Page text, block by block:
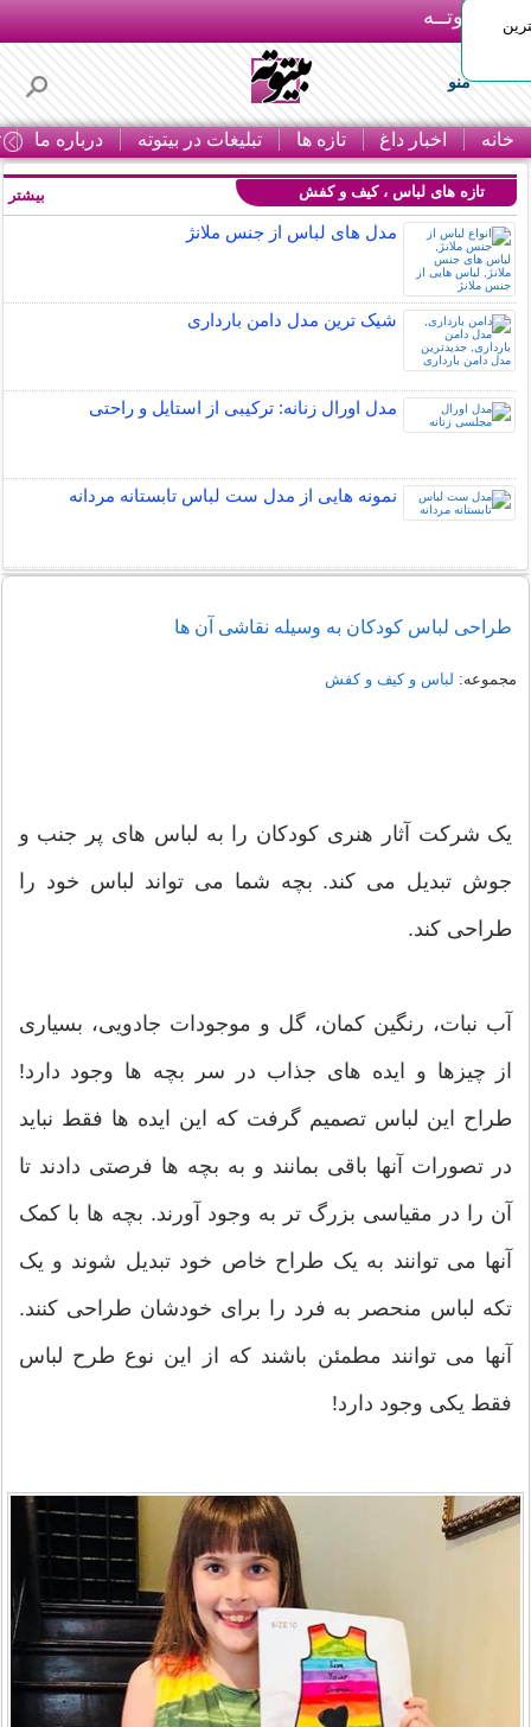
بـیتوتــه
منو
خانه اخبار داغ تازه ها تبلیغات در بیتوته درباره ما
تازه های لباس ، کیف و کفش
مدل های لباس از جنس ملانژ
شیک ترین مدل دامن بارداری
مدل اورال زنانه: ترکیبی از استایل و راحتی
نمونه هایی از مدل ست لباس تابستانه مردانه
نمونه هایی از مدل یقه شومیز
بیشتر
طراحی لباس کودکان به وسیله نقاشی آن ها
مجموعه: لباس و کیف و کفش
یک شرکت آثار هنری کودکان را به لباس های پر جنب و
جوش تبدیل می کند. بچه شما می تواند لباس خود را
طراحی کند.
آب نبات، رنگین کمان، گل و موجودات جادویی، بسیاری
از چیزها و ایده های جذاب در سر بچه ها وجود دارد!
طراح این لباس تصمیم گرفت که این ایده ها فقط نباید
در تصورات آنها باقی بمانند و به بچه ها فرصتی دادند تا
آن را در مقیاسی بزرگ تر به وجود آورند. بچه ها با کمک
آنها می توانند به یک طراح خاص خود تبدیل شوند و یک
تکه لباس منحصر به فرد را برای خودشان طراحی کنند.
آنها می توانند مطمئن باشند که از این نوع طرح لباس
فقط یکی وجود دارد!